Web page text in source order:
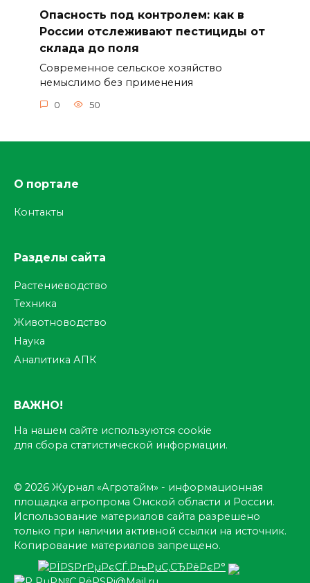
Опасность под контролем: как в
России отслеживают пестициды от
склада до поля
Современное сельское хозяйство
немыслимо без применения
0 50
О портале
Контакты
Разделы сайта
Растениеводство
Техника
Животноводство
Наука
Аналитика АПК
ВАЖНО!
На нашем сайте используются cookie
для сбора статистической информации.
© 2026 Журнал «Агротайм» - информационная
площадка агропрома Омской области и России.
Использование материалов сайта разрешено
только при наличии активной ссылки на источник.
Копирование материалов запрещено.